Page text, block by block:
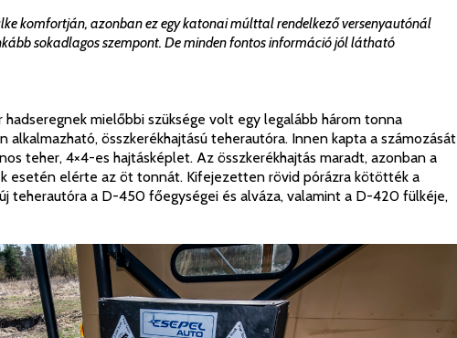
komfortján, azonban ez egy katonai múlttal rendelkező versenyautónál
sokadlagos szempont. De minden fontos információ jól látható
mielőbbi szüksége volt egy legalább három tonna
alkalmazható, összkerékhajtású teherautóra. Innen kapta a számozását
teher, 4×4-es hajtásképlet. Az összkerékhajtás maradt, azonban a
esetén elérte az öt tonnát. Kifejezetten rövid pórázra kötötték a
teherautóra a D-450 főegységei és alváza, valamint a D-420 fülkéje,